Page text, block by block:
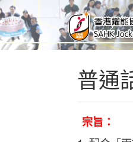
普通
宗旨：